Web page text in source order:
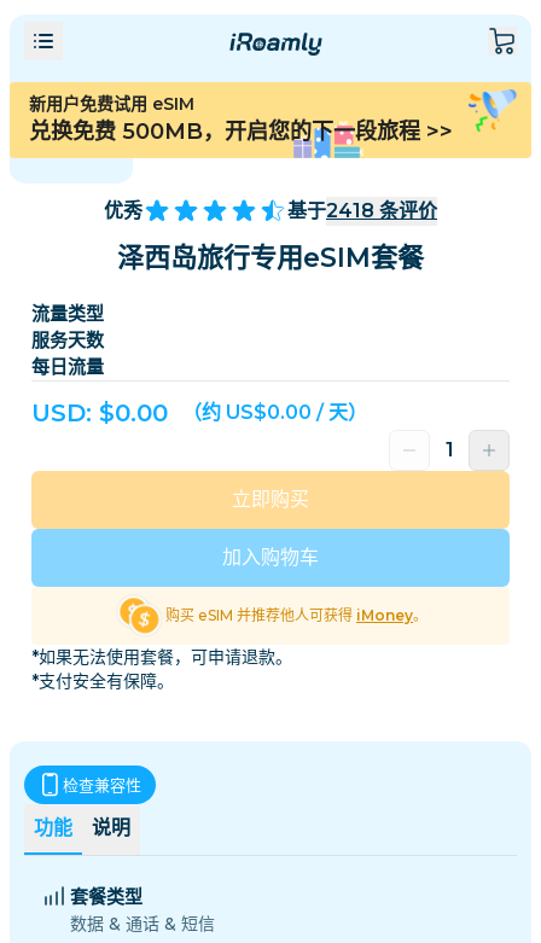
新用户免费试用 eSIM
兑换免费 500MB，开启您的下一段旅程 >>
优秀 基于2418 条评价
泽西岛旅行专用eSIM套餐
流量类型
服务天数
每日流量
USD: $0.00 （约 US$0.00 / 天）
加入购物车
立即购买
购买 eSIM 并推荐他人可获得 iMoney。
*如果无法使用套餐，可申请退款。
*支付安全有保障。
功能 说明
检查兼容性
套餐类型
数据 & 通话 & 短信